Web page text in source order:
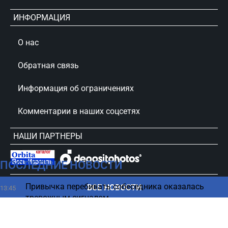
ПОСЛЕДНИЕ НОВОСТИ
13:45
Привычка перебивать собеседника оказалась
тревожным сигналом
ВСЕ НОВОСТИ
ИНФОРМАЦИЯ
О нас
Обратная связь
Информация об ограничениях
Комментарии в наших соцсетях
НАШИ ПАРТНЕРЫ
сursorinfo.co.il © Все права защищены